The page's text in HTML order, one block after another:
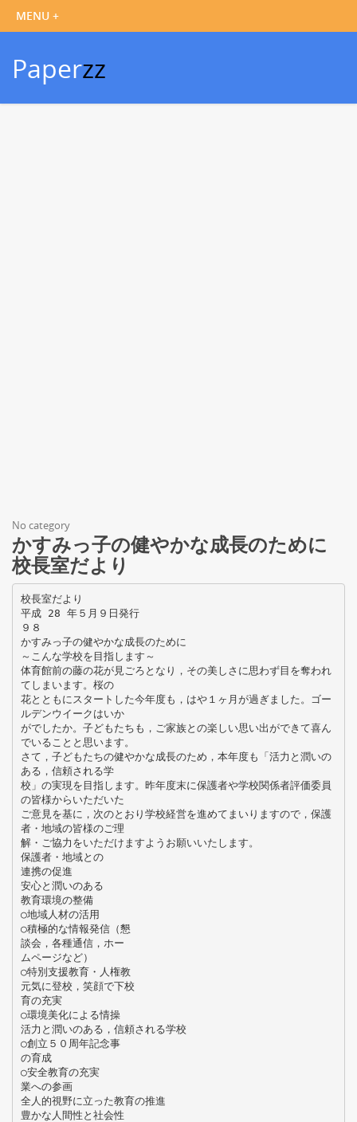
Paperzz
No category
かすみっ子の健やかな成長のために
校長室だより
校長室だより
平成 28 年５月９日発行
９８
かすみっ子の健やかな成長のために
～こんな学校を目指します～
体育館前の藤の花が見ごろとなり，その美しさに思わず目を奪われ
てしまいます。桜の
花とともにスタートした今年度も，はや１ヶ月が過ぎました。ゴー
ルデンウイークはいか
がでしたか。子どもたちも，ご家族との楽しい思い出ができて喜ん
でいることと思います。
さて，子どもたちの健やかな成長のため，本年度も「活力と潤いの
ある，信頼される学
校」の実現を目指します。昨年度末に保護者や学校関係者評価委員
の皆様からいただいた
ご意見を基に，次のとおり学校経営を進めてまいりますので，保護
者・地域の皆様のご理
解・ご協力をいただけますようお願いいたします。
保護者・地域との
連携の促進
安心と潤いのある
教育環境の整備
○地域人材の活用
○積極的な情報発信（懇
談会，各種通信，ホー
ムページなど）
○特別支援教育・人権教
元気に登校，笑顔で下校
育の充実
○環境美化による情操
活力と潤いのある，信頼される学校
○創立５０周年記念事
の育成
○安全教育の充実
業への参画
全人的視野に立った教育の推進
豊かな人間性と社会性